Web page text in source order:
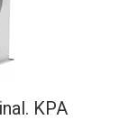
KPA